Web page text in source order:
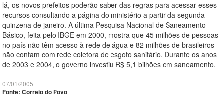
lá, os novos prefeitos poderão saber das regras para acessar esses
recursos consultando a página do ministério a partir da segunda
quinzena de janeiro. A última Pesquisa Nacional de Saneamento
Básico, feita pelo IBGE em 2000, mostra que 45 milhões de pessoas
no país não têm acesso à rede de água e 82 milhões de brasileiros
não contam com rede coletora de esgoto sanitário. Durante os anos
de 2003 e 2004, o governo investiu R$ 5,1 bilhões em saneamento.
07/01/2005
Fonte: Correio do Povo